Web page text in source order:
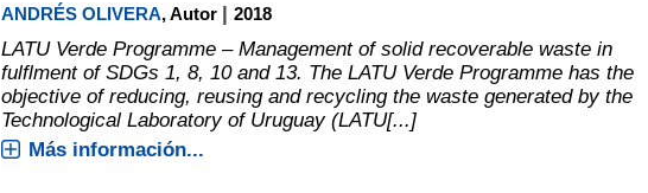
ANDRÉS OLIVERA, Autor | 2018
LATU Verde Programme – Management of solid recoverable waste in
fulflment of SDGs 1, 8, 10 and 13. The LATU Verde Programme has the
objective of reducing, reusing and recycling the waste generated by the
Technological Laboratory of Uruguay (LATU[...]
Más información...